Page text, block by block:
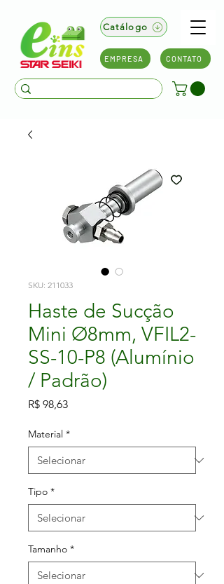
Catálogo
EMPRESA CONTATO
SKU: 211033
Haste de Sucção
Mini Ø8mm, VFIL2-
SS-10-P8 (Alumínio
/ Padrão)
R$ 98,63Preço
Material *
Tipo *
Tamanho *